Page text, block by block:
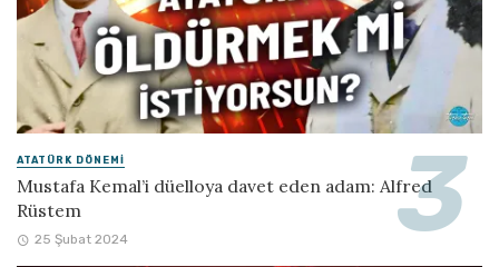
ATATÜRK DÖNEMI
Mustafa Kemal’i düelloya davet eden adam: Alfred
Rüstem
25 Şubat 2024